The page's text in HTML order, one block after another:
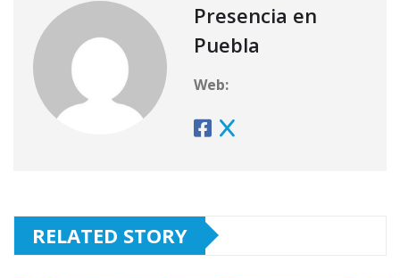
Presencia en
Puebla
Web:
RELATED STORY